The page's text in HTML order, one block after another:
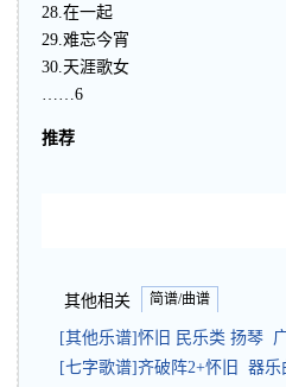
28.在一起
29.难忘今宵
30.天涯歌女
……6
推荐
其他相关 简谱/曲谱
[其他乐谱]怀旧 民乐类 扬琴
[七字歌谱]齐破阵2+怀旧 器乐